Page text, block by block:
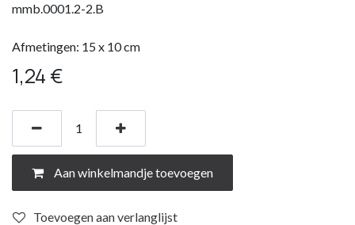
mmb.0001.2-2.B
Afmetingen: 15 x 10 cm
1,24 €
Aan winkelmandje toevoegen
Toevoegen aan verlanglijst